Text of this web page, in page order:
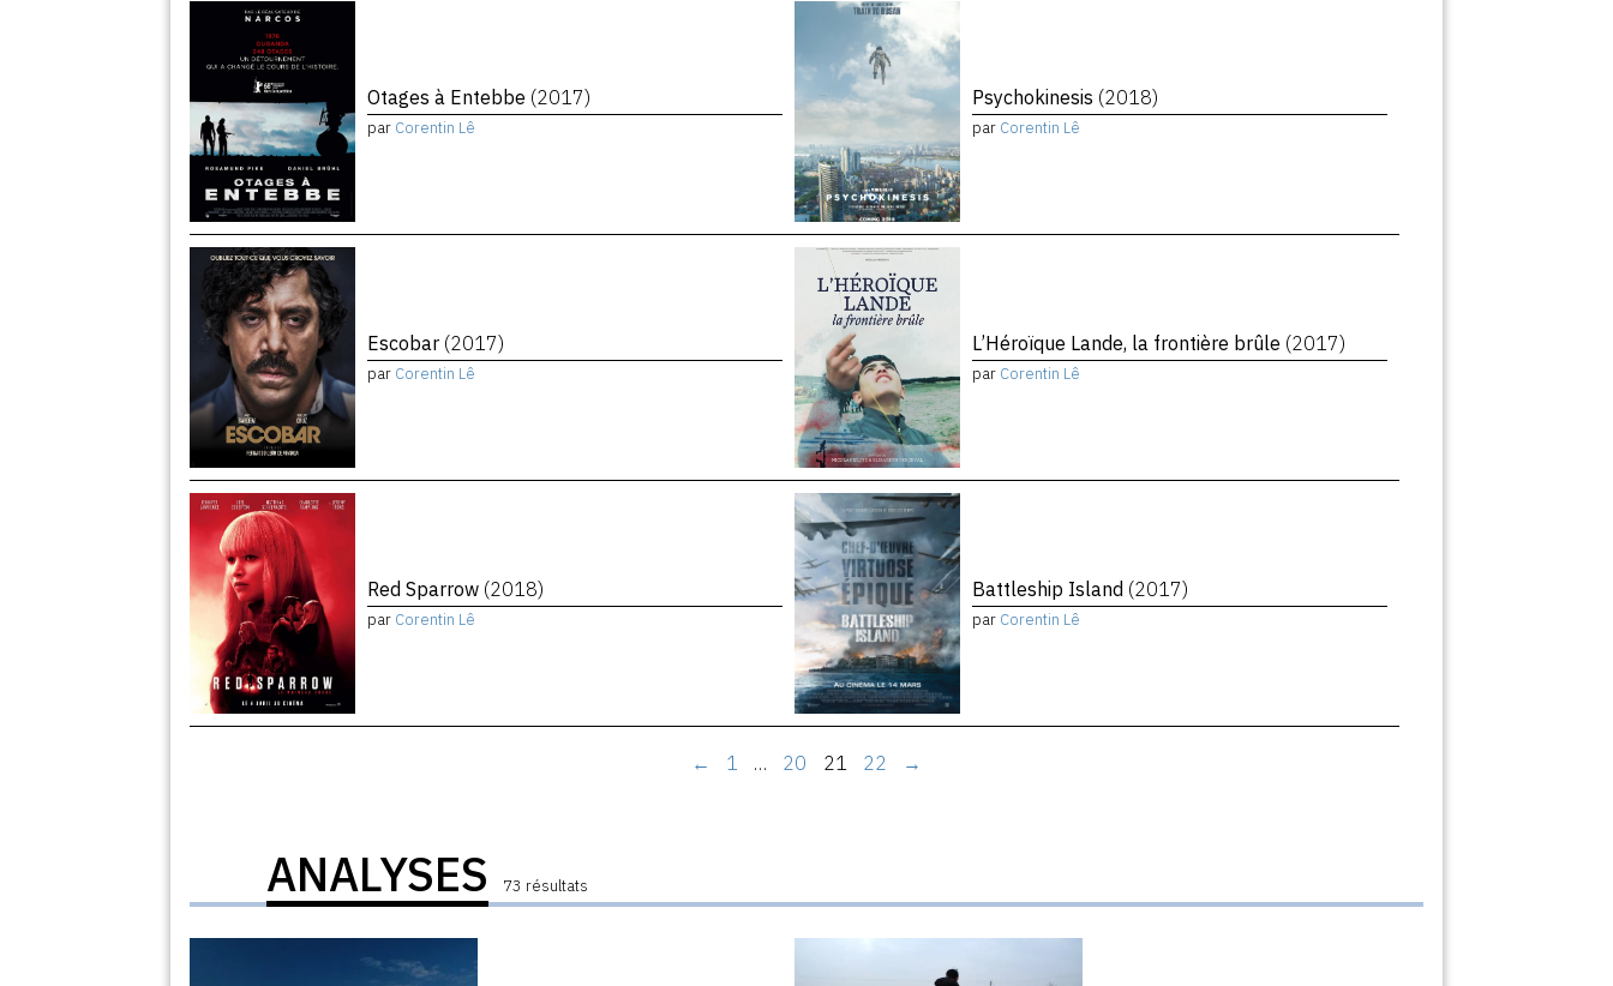
Otages à Entebbe (2017)
par Corentin Lê
Psychokinesis (2018)
par Corentin Lê
Escobar (2017)
par Corentin Lê
L’Héroïque Lande, la frontière brûle (2017)
par Corentin Lê
Red Sparrow (2018)
par Corentin Lê
Battleship Island (2017)
par Corentin Lê
← 1 … 20 21 22 →
ANALYSES 73 résultats